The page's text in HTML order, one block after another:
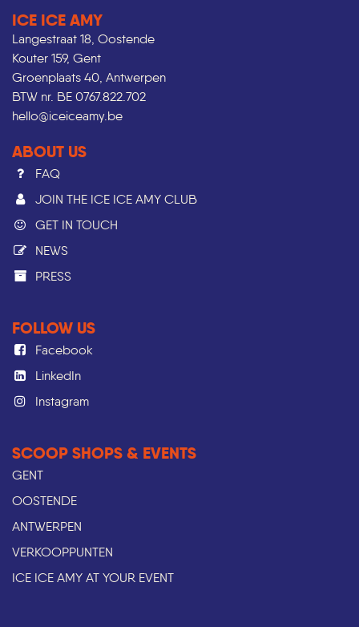
ICE ICE AMY
Langestraat 18, Oostende
Kouter 159, Gent
Groenplaats 40, Antwerpen
BTW nr. BE 0767.822.702
hello@iceiceamy.be
ABOUT US
FAQ
JOIN THE ICE ICE AMY CLUB
GET IN TOUCH
NEWS
PRESS​
FOLLOW US
Facebook
LinkedIn
Instagram
SCOOP SHOPS & EVENTS
GENT
OOSTENDE
ANTWERPEN
VERKOOPPUNTEN
ICE ICE AMY AT YOUR EVENT